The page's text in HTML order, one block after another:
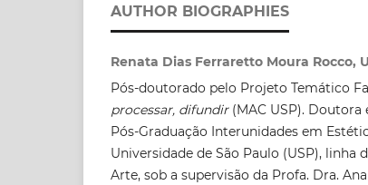
AUTHOR BIOGRAPHIES
Renata Dias Ferraretto Moura Rocco,
Pós-doutorado pelo Projeto Temático
processar, difundir (MAC USP).
Pós-Graduação Interunidades em
Universidade de São Paulo (USP), linha
Arte, sob a supervisão da Profa. Dra.